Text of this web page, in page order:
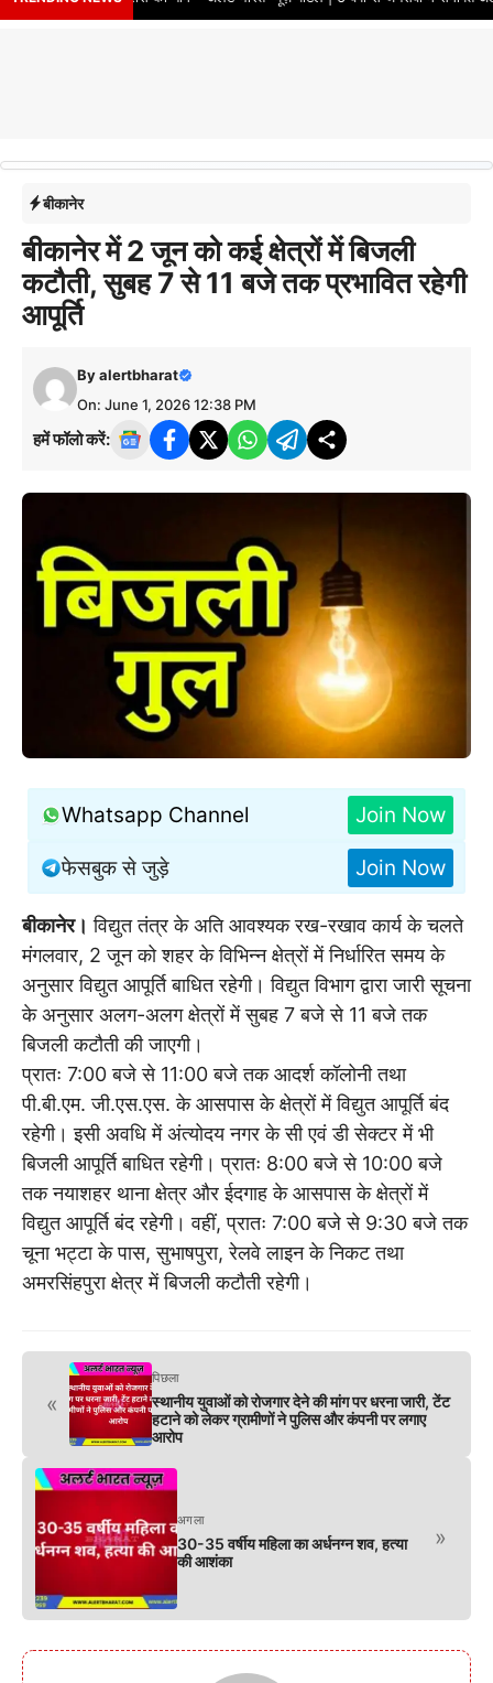
बीकानेर
बीकानेर में 2 जून को कई क्षेत्रों में बिजली
कटौती, सुबह 7 से 11 बजे तक प्रभावित रहेगी
आपूर्ति
Byalertbharat
On: June 1, 2026 12:38 PM
हमें फॉलो करें:
Whatsapp Channel Join Now
फेसबुक से जुड़े Join Now
बीकानेर। विद्युत तंत्र के अति आवश्यक रख-रखाव कार्य के चलते
मंगलवार, 2 जून को शहर के विभिन्न क्षेत्रों में निर्धारित समय के
अनुसार विद्युत आपूर्ति बाधित रहेगी। विद्युत विभाग द्वारा जारी सूचना
के अनुसार अलग-अलग क्षेत्रों में सुबह 7 बजे से 11 बजे तक
बिजली कटौती की जाएगी।
प्रातः 7:00 बजे से 11:00 बजे तक आदर्श कॉलोनी तथा
पी.बी.एम. जी.एस.एस. के आसपास के क्षेत्रों में विद्युत आपूर्ति बंद
रहेगी। इसी अवधि में अंत्योदय नगर के सी एवं डी सेक्टर में भी
बिजली आपूर्ति बाधित रहेगी। प्रातः 8:00 बजे से 10:00 बजे
तक नयाशहर थाना क्षेत्र और ईदगाह के आसपास के क्षेत्रों में
विद्युत आपूर्ति बंद रहेगी। वहीं, प्रातः 7:00 बजे से 9:30 बजे तक
चूना भट्टा के पास, सुभाषपुरा, रेलवे लाइन के निकट तथा
अमरसिंहपुरा क्षेत्र में बिजली कटौती रहेगी।
«
पिछला
स्थानीय युवाओं को रोजगार देने की मांग पर धरना जारी, टेंट
हटाने को लेकर ग्रामीणों ने पुलिस और कंपनी पर लगाए
आरोप
अगला
30-35 वर्षीय महिला का अर्धनग्न शव, हत्या
की आशंका
»